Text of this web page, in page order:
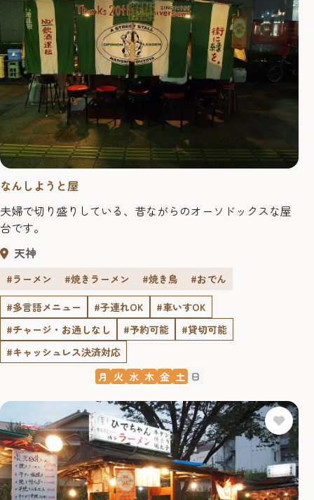
なんしようと屋
夫婦で切り盛りしている、昔ながらのオーソドックスな屋
台です。
天神
#ラーメン #焼きラーメン #焼き鳥
#おでん
#多言語メニュー
#子連れOK
#車いすOK
#チャージ・お通しなし
#予約可能
#貸切可能
#キャッシュレス決済対応
月 火 水 木 金 土 日